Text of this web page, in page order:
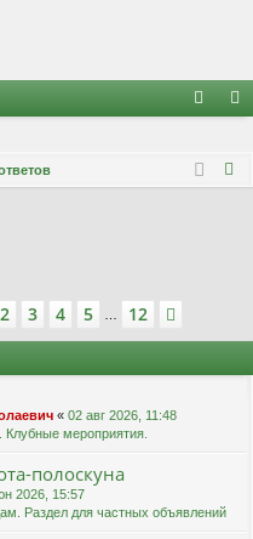
д и
из 12
2 3 4 5 12
« 02 авг 2026, 11:48
мероприятия.
полоскуна
2026, 15:57
Раздел для частных объявлений